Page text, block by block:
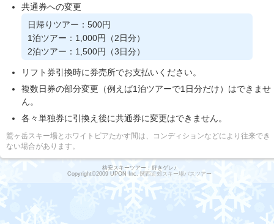
共通券への変更
日帰りツアー：500円
1泊ツアー：1,000円（2日分）
2泊ツアー：1,500円（3日分）
リフト券引換時に券売所でお支払いください。
複数日券の部分変更（例えば1泊ツアーで1日分だけ）はできませ
ん。
各々単独券に引換え後に共通券に変更はできません。
鷲ヶ岳スキー場とホワイトピアたかす間は、コンディションなどにより往来でき
ない場合があります。
格安スキーツアー：好きゲレ♪
Copyright©2009 UPON Inc. 関西近郊スキー場バスツアー